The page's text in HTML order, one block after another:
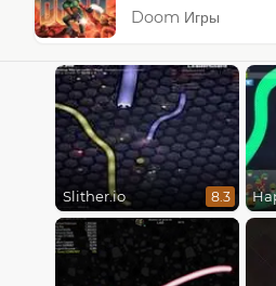
Doom Игры
Slither.io 8.3